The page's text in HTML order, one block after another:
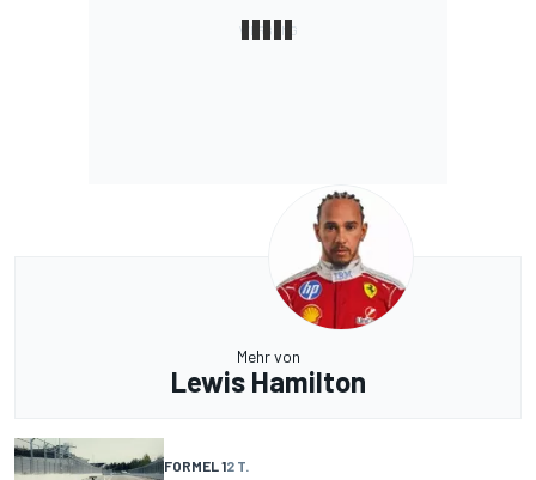
Mehr von
Lewis Hamilton
FORMEL 12 T.